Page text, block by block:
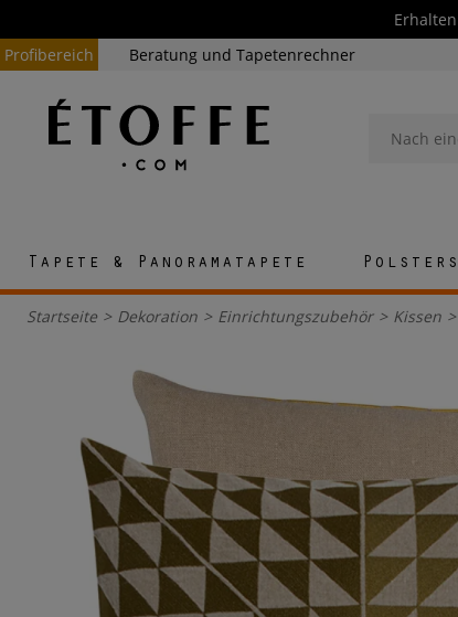
Profibereich
Beratung und Tapetenrechner
Tapete & Panoramatapete
Startseite > Dekoration > Einrichtungszubehör > Kissen >